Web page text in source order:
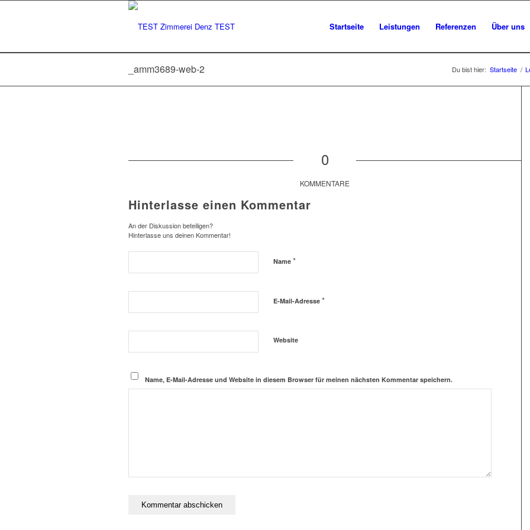
Startseite Leistungen Referenzen Über uns
_amm3689-web-2 Du bist hier: Startseite /
0
KOMMENTARE
Hinterlasse einen Kommentar
An der Diskussion beteiligen?
Hinterlasse uns deinen Kommentar!
Name *
E-Mail-Adresse *
Website
Name, E-Mail-Adresse und Website in diesem Browser für meinen nächsten Kommentar speichern.